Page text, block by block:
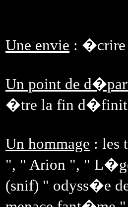
Une envie : �crire
Un point de
�tre la fin
Un hommage : les
", " Arion ", "
(snif) " odyss�e